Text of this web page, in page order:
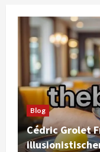
Blog
Cédric Grolet